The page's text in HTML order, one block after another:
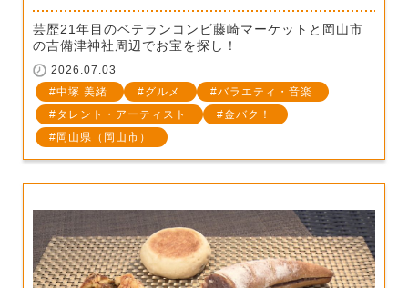
芸歴21年目のベテランコンビ藤崎マーケットと岡山市
の吉備津神社周辺でお宝を探し！
2026.07.03
中塚 美緒
グルメ
バラエティ・音楽
タレント・アーティスト
金バク！
岡山県（岡山市）